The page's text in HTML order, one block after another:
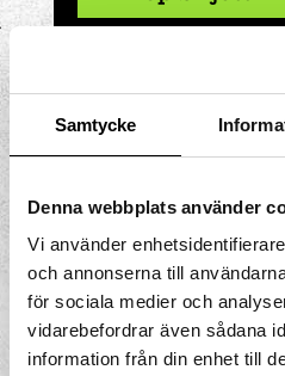
Samtycke
Denna webbplats använder
Vi använder
och annonserna till
för sociala medier och
vidarebefordrar även sådana
information från din enhet till